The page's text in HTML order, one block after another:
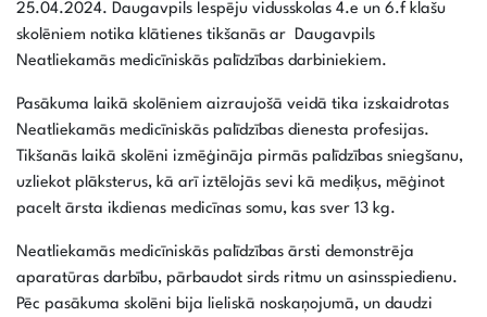
25.04.2024. Daugavpils Iespēju vidusskolas 4.e un 6.f klašu
skolēniem notika klātienes tikšanās ar Daugavpils
Neatliekamās medicīniskās palīdzības darbiniekiem.
Pasākuma laikā skolēniem aizraujošā veidā tika izskaidrotas
Neatliekamās medicīniskās palīdzības dienesta profesijas.
Tikšanās laikā skolēni izmēģināja pirmās palīdzības sniegšanu,
uzliekot plāksterus, kā arī iztēlojās sevi kā mediķus, mēģinot
pacelt ārsta ikdienas medicīnas somu, kas sver 13 kg.
Neatliekamās medicīniskās palīdzības ārsti demonstrēja
aparatūras darbību, pārbaudot sirds ritmu un asinsspiedienu.
Pēc pasākuma skolēni bija lieliskā noskaņojumā, un daudzi